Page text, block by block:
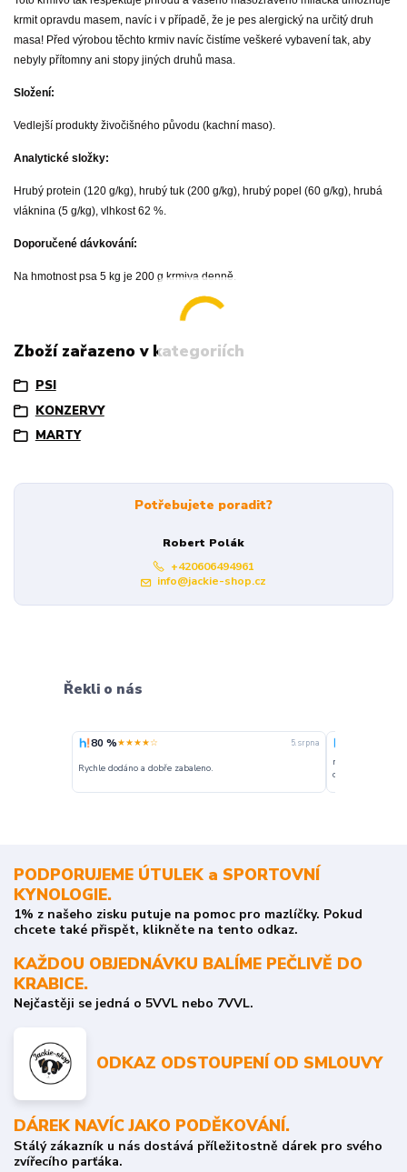
krmit opravdu masem, navíc i v případě, že je pes alergický na určitý druh
masa! Před výrobou těchto krmiv navíc čistíme veškeré vybavení tak, aby
nebyly přítomny ani stopy jiných druhů masa.
Složení:
Vedlejší produkty živočišného původu (kachní maso).
Analytické složky:
Hrubý protein (120 g/kg), hrubý tuk (200 g/kg), hrubý popel (60 g/kg), hrubá
vláknina (5 g/kg), vlhkost 62 %.
Doporučené dávkování:
Na hmotnost psa 5 kg je 200 g krmiva denně.
Zboží zařazeno v kategoriích
PSI
KONZERVY
MARTY
Potřebujete poradit?
Robert Polák
+420606494961
info@jackie-shop.cz
Řekli o nás
80 %★★★★☆ 5. srpna
Rychle dodáno a dobře zabaleno.
nakupuji
o stavu
PODPORUJEME ÚTULEK a SPORTOVNÍ
KYNOLOGIE.
1% z našeho zisku putuje na pomoc pro mazlíčky. Pokud
chcete také přispět, klikněte na tento odkaz.
KAŽDOU OBJEDNÁVKU BALÍME PEČLIVĚ DO
KRABICE.
Nejčastěji se jedná o 5VVL nebo 7VVL.
ODKAZ ODSTOUPENÍ OD SMLOUVY
DÁREK NAVÍC JAKO PODĚKOVÁNÍ.
Stálý zákazník u nás dostává příležitostně dárek pro svého
zvířecího parťáka.